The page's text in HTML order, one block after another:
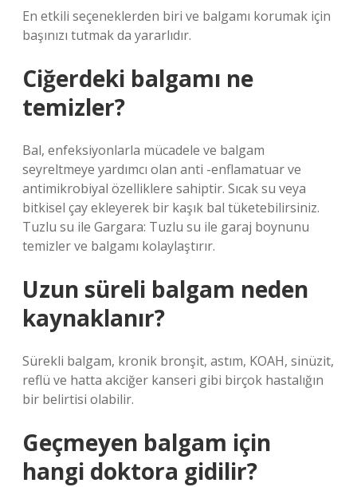
En etkili seçeneklerden biri ve balgamı korumak için
başınızı tutmak da yararlıdır.
Ciğerdeki balgamı ne
temizler?
Bal, enfeksiyonlarla mücadele ve balgam
seyreltmeye yardımcı olan anti -enflamatuar ve
antimikrobiyal özelliklere sahiptir. Sıcak su veya
bitkisel çay ekleyerek bir kaşık bal tüketebilirsiniz.
Tuzlu su ile Gargara: Tuzlu su ile garaj boynunu
temizler ve balgamı kolaylaştırır.
Uzun süreli balgam neden
kaynaklanır?
Sürekli balgam, kronik bronşit, astım, KOAH, sinüzit,
reflü ve hatta akciğer kanseri gibi birçok hastalığın
bir belirtisi olabilir.
Geçmeyen balgam için
hangi doktora gidilir?